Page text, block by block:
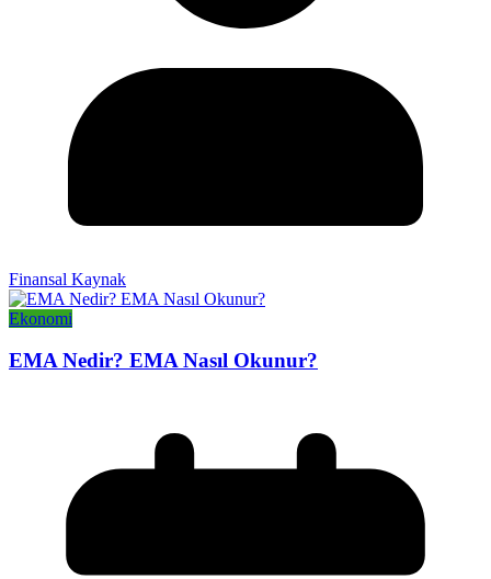
Finansal Kaynak
Ekonomi
EMA Nedir? EMA Nasıl Okunur?